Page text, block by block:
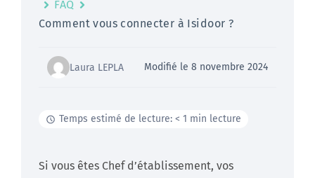
FAQ
Comment vous connecter à Isidoor ?
Laura LEPLA Modifié le 8 novembre 2024
Temps estimé de lecture: < 1 min lecture
Si vous êtes Chef d’établissement, vos